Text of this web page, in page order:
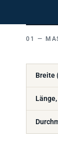
Breite